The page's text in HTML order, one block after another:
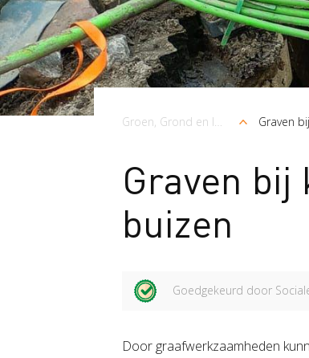
Kruimelpad
Groen, Grond en Infrastructuur (Loonwerk) Graven
Graven bij
buizen
Goedgekeurd door
Door graafwerkzaamheden